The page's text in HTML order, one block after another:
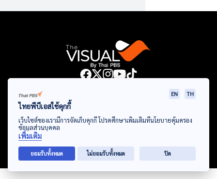
Data Viz Topics
© Thai Public Broadcasting Service. All Rights Reserved
2024
ไทยพีบีเอสใช้คุกกี้
EN TH
เว็บไซต์ของเรามีการจัดเก็บคุกกี้ โปรดศึกษาเพิ่มเติมที่นโยบายคุ้มครอง
ข้อมูลส่วนบุคคล
เพิ่มเติม
ยอมรับทั้งหมด ไม่ยอมรับทั้งหมด ปิด